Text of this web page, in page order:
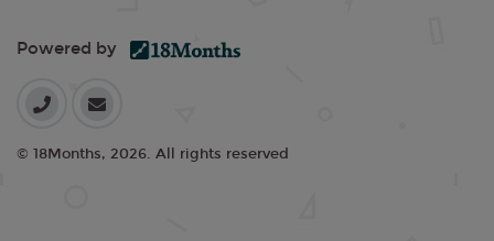
Powered by
© 18Months, 2026. All rights reserved